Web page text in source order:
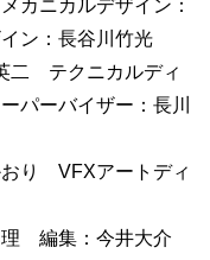
カニカルデザイン：
ン：長谷川竹光
二 テクニカルディ
パーバイザー：長川
おり VFXアートディ
理 編集：今井大介